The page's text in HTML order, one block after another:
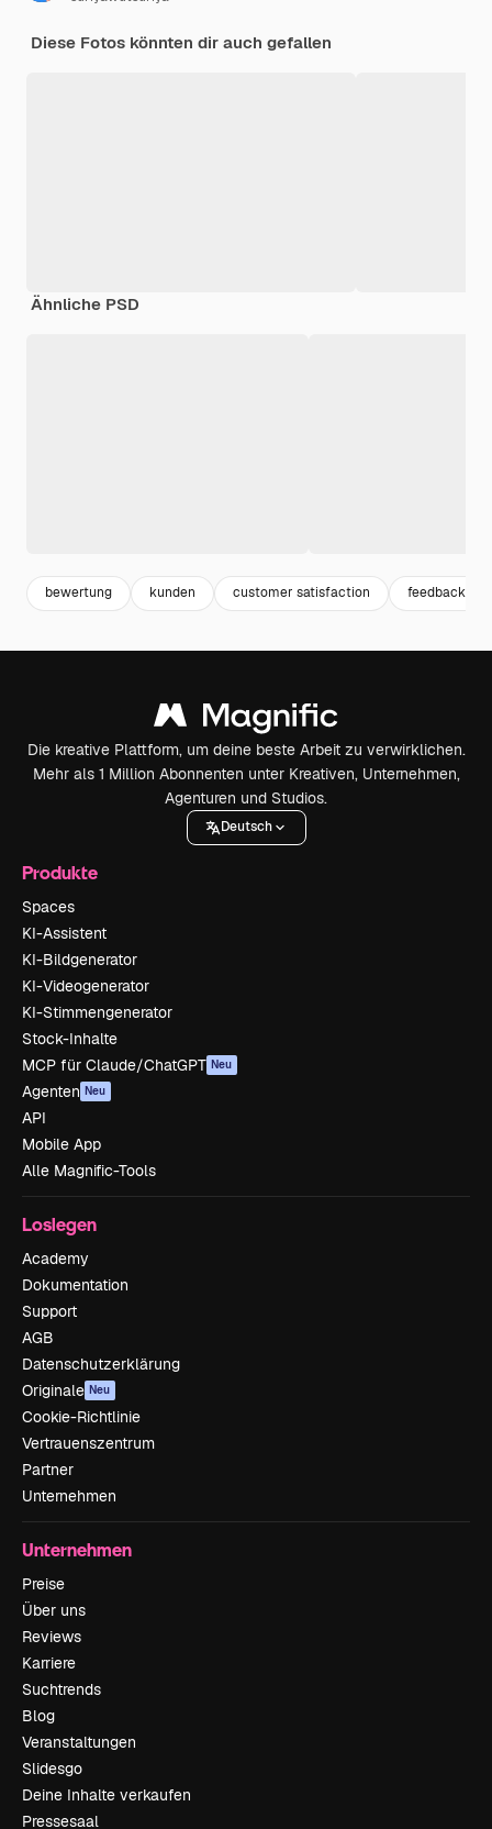
Diese Fotos könnten dir auch gefallen
Ähnliche PSD
bewertung kunden customer satisfaction feedback
Die kreative Plattform, um deine beste Arbeit zu verwirklichen.
Mehr als 1 Million Abonnenten unter Kreativen, Unternehmen,
Agenturen und Studios.
Deutsch
Produkte
Spaces
KI-Assistent
KI-Bildgenerator
KI-Videogenerator
KI-Stimmengenerator
Stock-Inhalte
MCP für Claude/ChatGPT Neu
Agenten Neu
API
Mobile App
Alle Magnific-Tools
Loslegen
Academy
Dokumentation
Support
AGB
Datenschutzerklärung
Originale Neu
Cookie-Richtlinie
Vertrauenszentrum
Partner
Unternehmen
Unternehmen
Preise
Über uns
Reviews
Karriere
Suchtrends
Blog
Veranstaltungen
Slidesgo
Deine Inhalte verkaufen
Pressesaal